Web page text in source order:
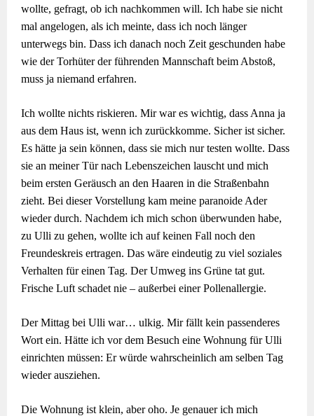
wollte, gefragt, ob ich nachkommen will. Ich habe sie nicht
mal angelogen, als ich meinte, dass ich noch länger
unterwegs bin. Dass ich danach noch Zeit geschunden habe
wie der Torhüter der führenden Mannschaft beim Abstoß,
muss ja niemand erfahren.
Ich wollte nichts riskieren. Mir war es wichtig, dass Anna ja
aus dem Haus ist, wenn ich zurückkomme. Sicher ist sicher.
Es hätte ja sein können, dass sie mich nur testen wollte. Dass
sie an meiner Tür nach Lebenszeichen lauscht und mich
beim ersten Geräusch an den Haaren in die Straßenbahn
zieht. Bei dieser Vorstellung kam meine paranoide Ader
wieder durch. Nachdem ich mich schon überwunden habe,
zu Ulli zu gehen, wollte ich auf keinen Fall noch den
Freundeskreis ertragen. Das wäre eindeutig zu viel soziales
Verhalten für einen Tag. Der Umweg ins Grüne tat gut.
Frische Luft schadet nie – außerbei einer Pollenallergie.
Der Mittag bei Ulli war… ulkig. Mir fällt kein passenderes
Wort ein. Hätte ich vor dem Besuch eine Wohnung für Ulli
einrichten müssen: Er würde wahrscheinlich am selben Tag
wieder ausziehen.
Die Wohnung ist klein, aber oho. Je genauer ich mich